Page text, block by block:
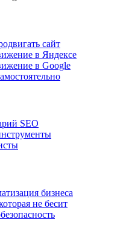
сайт
в Яндексе
в Google
SEO
бизнеса
не бесит